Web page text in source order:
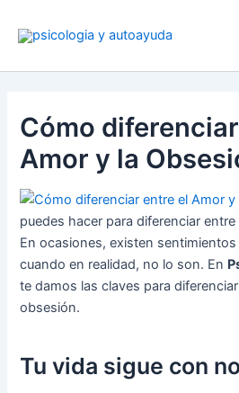
Cómo
Amor y la
puedes hacer para diferenciar
En ocasiones, existen
cuando en realidad, no lo son. En
te damos las claves para
obsesión.
Tu vida sigue con